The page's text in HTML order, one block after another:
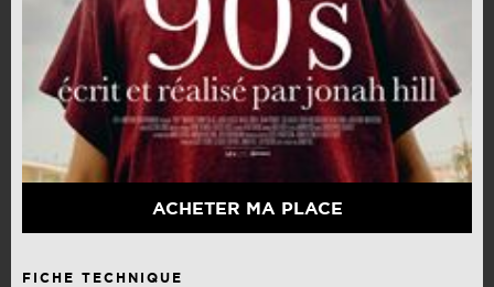
ACHETER MA PLACE
FICHE TECHNIQUE